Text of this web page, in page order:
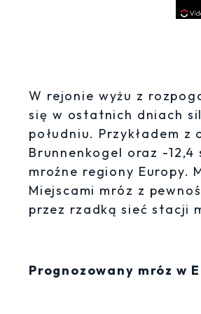
W rejonie wyżu z
się w ostatnich dniach
południu. Przykładem
Brunnenkogel oraz -
mroźne regiony Europy.
Miejscami mróz z
przez rzadką sieć stacji
Prognozowany mróz w